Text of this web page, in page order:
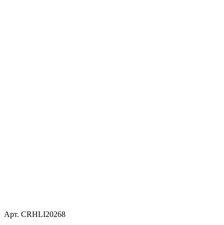
Арт. CRHLI20268